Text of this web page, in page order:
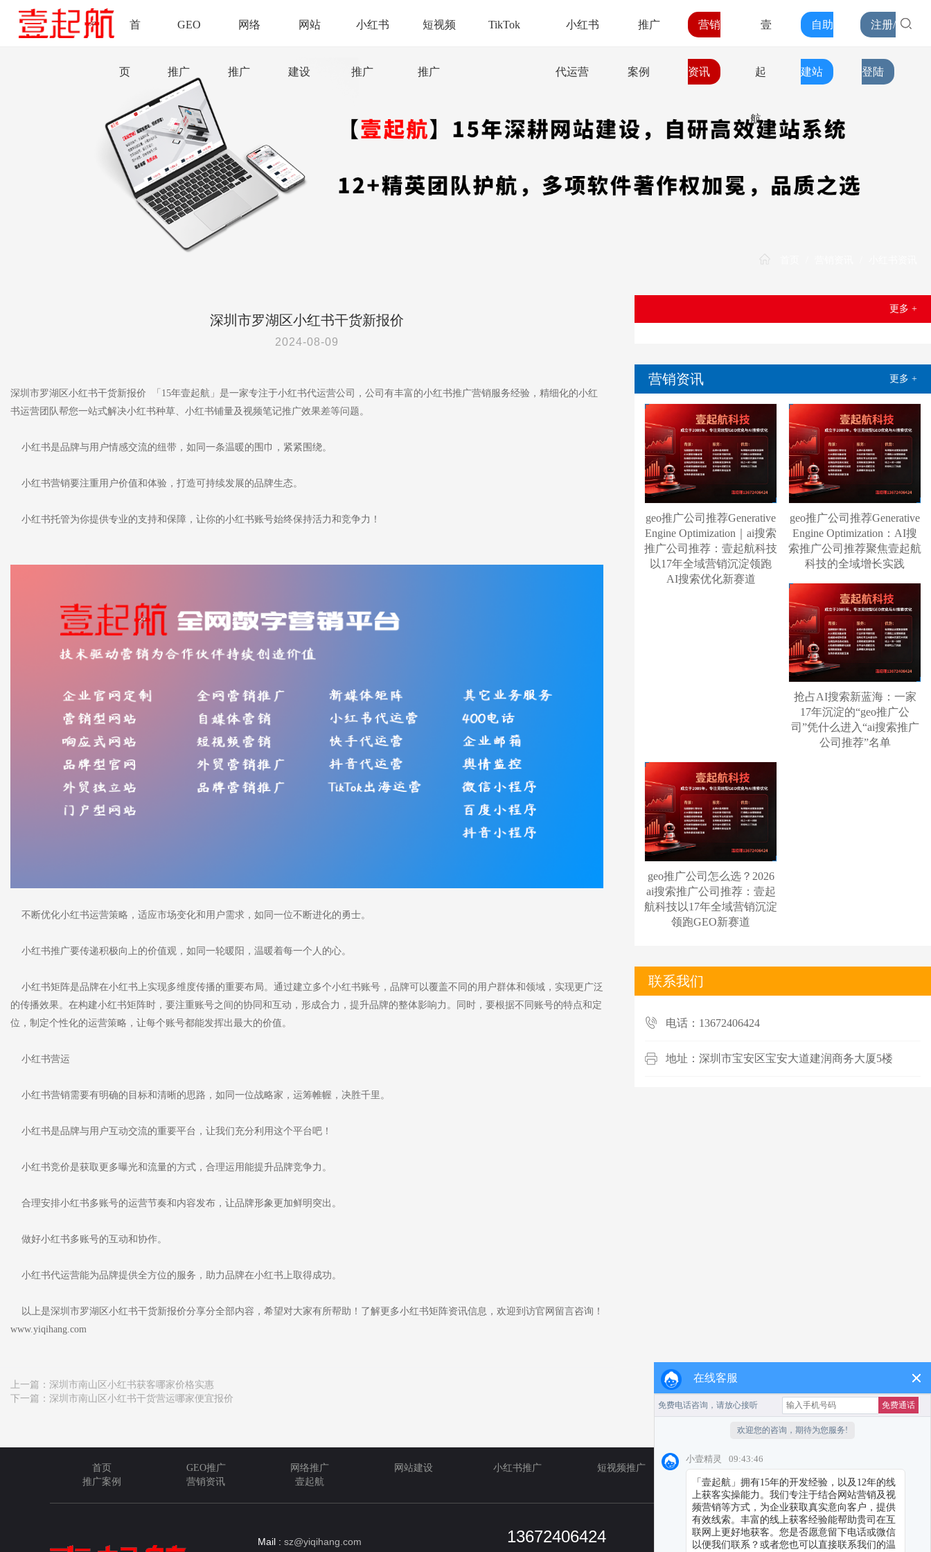
首
页
GEO
推广
网络
推广
网站
建设
小红书
推广
短视频
推广
TikTok 小红书
代运营
推广
案例
营销
资讯
壹
起
航
自助
建站
注册/
登陆
深圳市罗湖区小红书干货新报价
2024-08-09
深圳市罗湖区小红书干货新报价 「15年壹起航」是一家专注于小红书代运营公司，公司有丰富的小红书推广营销服务经验，精细化的小红
书运营团队帮您一站式解决小红书种草、小红书铺量及视频笔记推广效果差等问题。
小红书是品牌与用户情感交流的纽带，如同一条温暖的围巾，紧紧围绕。
小红书营销要注重用户价值和体验，打造可持续发展的品牌生态。
小红书托管为你提供专业的支持和保障，让你的小红书账号始终保持活力和竞争力！
不断优化小红书运营策略，适应市场变化和用户需求，如同一位不断进化的勇士。
小红书推广要传递积极向上的价值观，如同一轮暖阳，温暖着每一个人的心。
小红书矩阵是品牌在小红书上实现多维度传播的重要布局。通过建立多个小红书账号，品牌可以覆盖不同的用户群体和领域，实现更广泛
的传播效果。在构建小红书矩阵时，要注重账号之间的协同和互动，形成合力，提升品牌的整体影响力。同时，要根据不同账号的特点和定
位，制定个性化的运营策略，让每个账号都能发挥出最大的价值。
小红书营运
小红书营销需要有明确的目标和清晰的思路，如同一位战略家，运筹帷幄，决胜千里。
小红书是品牌与用户互动交流的重要平台，让我们充分利用这个平台吧！
小红书竞价是获取更多曝光和流量的方式，合理运用能提升品牌竞争力。
合理安排小红书多账号的运营节奏和内容发布，让品牌形象更加鲜明突出。
做好小红书多账号的互动和协作。
小红书代运营能为品牌提供全方位的服务，助力品牌在小红书上取得成功。
以上是深圳市罗湖区小红书干货新报价分享分全部内容，希望对大家有所帮助！了解更多小红书矩阵资讯信息，欢迎到访官网留言咨询！
www.yiqihang.com
上一篇： 深圳市南山区小红书获客哪家价格实惠
下一篇： 深圳市南山区小红书干货营运哪家便宜报价
更多 +
营销资讯 更多 +
geo推广公司推荐Generative
Engine Optimization｜ai搜索
推广公司推荐：壹起航科技
以17年全域营销沉淀领跑
AI搜索优化新赛道
geo推广公司推荐Generative
Engine Optimization：AI搜
索推广公司推荐聚焦壹起航
科技的全域增长实践
抢占AI搜索新蓝海：一家
17年沉淀的“geo推广公
司”凭什么进入“ai搜索推广
公司推荐”名单
geo推广公司怎么选？2026
ai搜索推广公司推荐：壹起
航科技以17年全域营销沉淀
领跑GEO新赛道
联系我们
电话：13672406424
地址：深圳市宝安区宝安大道建润商务大厦5楼
首页 GEO推广 网络推广 网站建设 小红书推广 短视频推广 TikTok
小红书代运营
推广案例
营销资讯 壹起航
Mail : sz@yiqihang.com 13672406424
在线客服